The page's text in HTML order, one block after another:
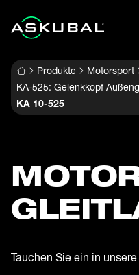
Produkte
Motorsport
KA-525: Gelenkkopf
KA 10-525
Tauchen Sie ein in